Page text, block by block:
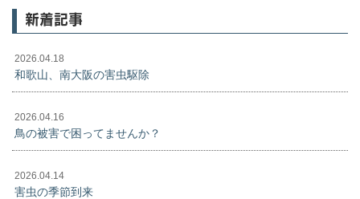
新着記事
2026.04.18
和歌山、南大阪の害虫駆除
2026.04.16
鳥の被害で困ってませんか？
2026.04.14
害虫の季節到来